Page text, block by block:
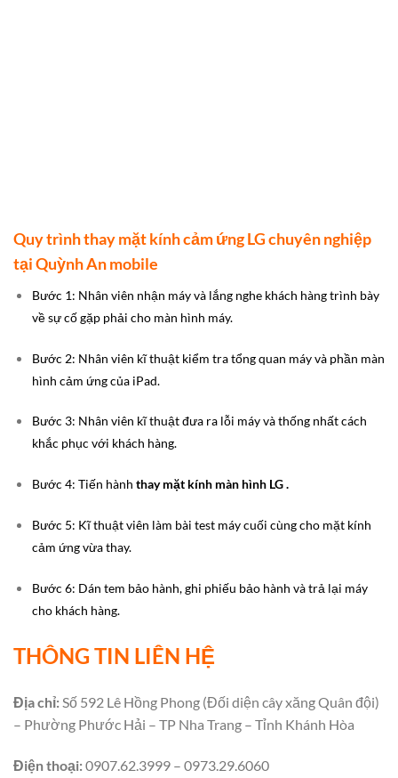
Quy trình thay mặt kính cảm ứng LG chuyên nghiệp
tại Quỳnh An mobile
Bước 1: Nhân viên nhận máy và lắng nghe khách hàng trình bày
về sự cố gặp phải cho màn hình máy.
Bước 2: Nhân viên kĩ thuật kiểm tra tổng quan máy và phần màn
hình cảm ứng của iPad.
Bước 3: Nhân viên kĩ thuật đưa ra lỗi máy và thống nhất cách
khắc phục với khách hàng.
Bước 4: Tiến hành thay mặt kính màn hình LG .
Bước 5: Kĩ thuật viên làm bài test máy cuối cùng cho mặt kính
cảm ứng vừa thay.
Bước 6: Dán tem bảo hành, ghi phiếu bảo hành và trả lại máy
cho khách hàng.
THÔNG TIN LIÊN HỆ
Địa chỉ:Số 592 Lê Hồng Phong (Đối diện cây xăng Quân đội)
– Phường Phước Hải – TP Nha Trang – Tỉnh Khánh Hòa
Điện thoại:0907.62.3999 – 0973.29.6060